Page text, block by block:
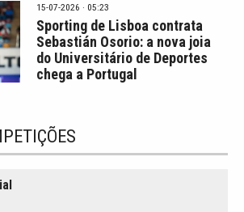
15-07-2026 · 05:23
Sporting de Lisboa contrata
Sebastián Osorio: a nova joia
do Universitário de Deportes
chega a Portugal